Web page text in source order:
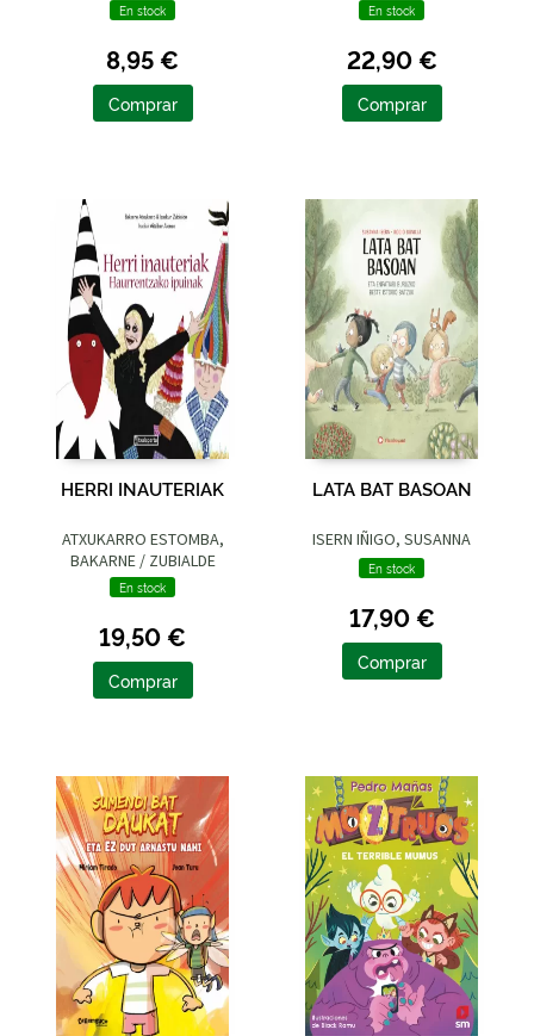
En stock
8,95 €
Comprar
En stock
22,90 €
Comprar
HERRI INAUTERIAK
ATXUKARRO ESTOMBA,
BAKARNE / ZUBIALDE
GRAJIRENA, IZASKUN
En stock
19,50 €
Comprar
LATA BAT BASOAN
ISERN IÑIGO, SUSANNA
En stock
17,90 €
Comprar